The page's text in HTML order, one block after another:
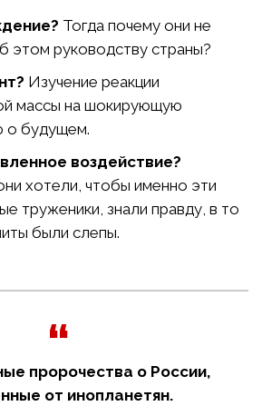
Тогда почему они не
этом руководству страны?
Изучение реакции
массы на шокирующую
о будущем.
воздействие?
хотели, чтобы именно эти
труженики, знали правду, в то
были слепы.
пророчества о России,
от инопланетян.